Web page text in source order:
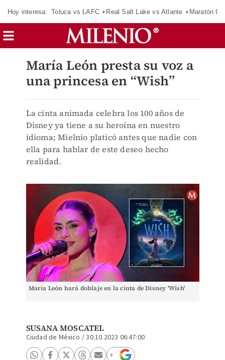
Hoy interesa: Toluca vs LAFC Real Salt Lake vs Atlante Maratón
María León presta su voz a
una princesa en “Wish”
La cinta animada celebra los 100 años de
Disney ya tiene a su heroína en nuestro
idioma; Mielnio platicó antes que nadie con
ella para hablar de este deseo hecho
realidad.
María León hará doblaje en la cinta de Disney 'Wish'
SUSANA MOSCATEL
Ciudad de México /30.10.2023 06:47:00